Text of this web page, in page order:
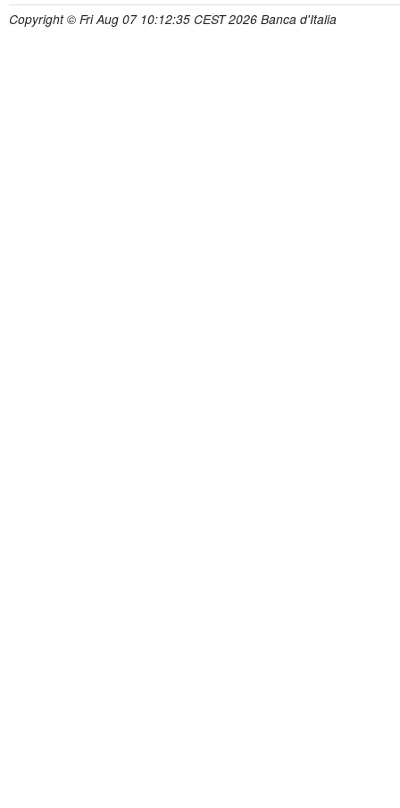
Copyright © Fri Aug 07 10:12:35 CEST 2026 Banca d'Italia